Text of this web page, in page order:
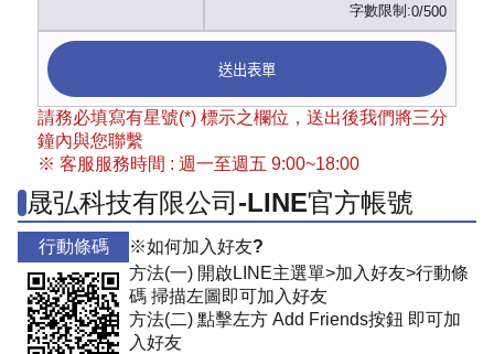
字數限制:0/500
送出表單
請務必填寫有星號(*) 標示之欄位，送出後我們將三分
鐘內與您聯繫
※ 客服服務時間 : 週一至週五 9:00~18:00
晟弘科技有限公司-LINE官方帳號
行動條碼
※如何加入好友?
方法(一) 開啟LINE主選單>加入好友>行動條
碼 掃描左圖即可加入好友
方法(二) 點擊左方 Add Friends按鈕 即可加
入好友